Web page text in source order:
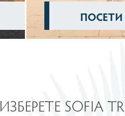
ПОСЕТИ
ИЗБЕРЕТЕ SOFIA